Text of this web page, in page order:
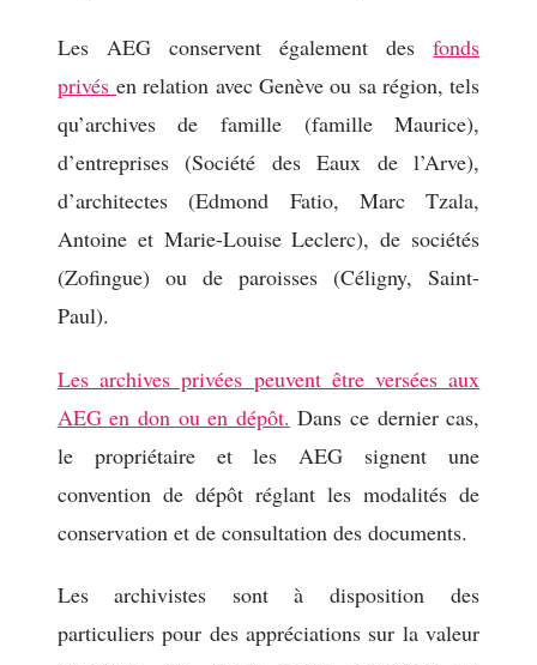
Les AEG conservent également desfonds
privésen relation avec Genève ou sa région, tels
qu’archives de famille (famille Maurice),
d’entreprises (Société des Eaux de l’Arve),
d’architectes (Edmond Fatio, Marc Tzala,
Antoine et Marie-Louise Leclerc), de sociétés
(Zofingue) ou de paroisses (Céligny, Saint-
Paul).
Les archives privées peuvent être versées aux
AEG en don ou en dépôt. Dans ce dernier cas,
le propriétaire et les AEG signent une
convention de dépôt réglant les modalités de
conservation et de consultation des documents.
Les archivistes sont à disposition des
particuliers pour des appréciations sur la valeur